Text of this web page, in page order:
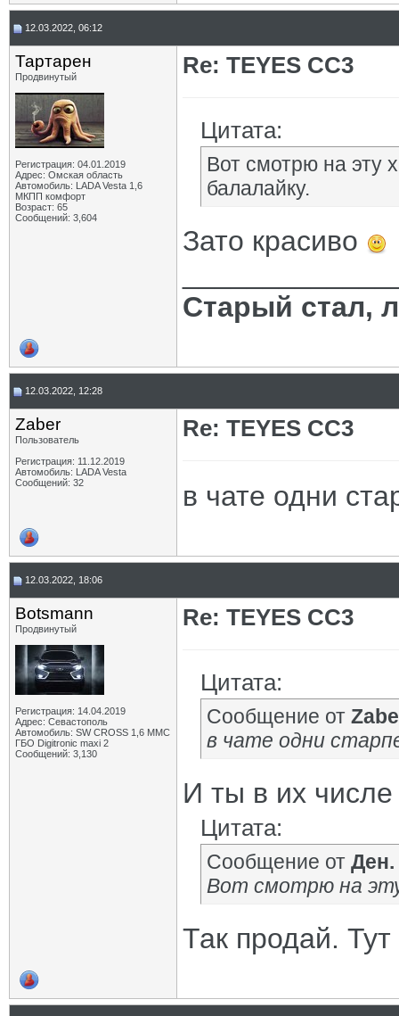
12.03.2022, 06:12
Тартарен
Продвинутый
Регистрация: 04.01.2019
Адрес: Омская область
Автомобиль: LADA Vesta 1,6
МКПП комфорт
Возраст: 65
Сообщений: 3,604
Re: TEYES CC3
Цитата:
Вот смотрю на эту
балалайку.
Зато красиво
Старый стал,
12.03.2022, 12:28
Zaber
Пользователь
Регистрация: 11.12.2019
Автомобиль: LADA Vesta
Сообщений: 32
Re: TEYES CC3
в чате одни
12.03.2022, 18:06
Botsmann
Продвинутый
Регистрация: 14.04.2019
Адрес: Севастополь
Автомобиль: SW CROSS 1,6 ММС
ГБО Digitronic maxi 2
Сообщений: 3,130
Re: TEYES CC3
Цитата:
Сообщение от
в чате одни
И ты в их
Цитата:
Сообщение от Ден.
Вот смотрю на
Так продай.